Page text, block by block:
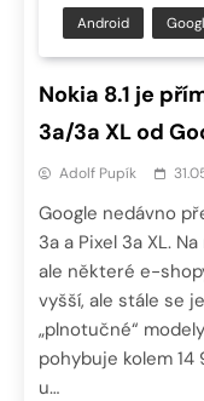
Android
Nokia 8.1 je
3a/3a XL od
Adolf Pupík
Google nedávno
3a a Pixel 3a XL.
ale některé e-
vyšší, ale stále se
„plnotučné“
pohybuje kolem 14
u…